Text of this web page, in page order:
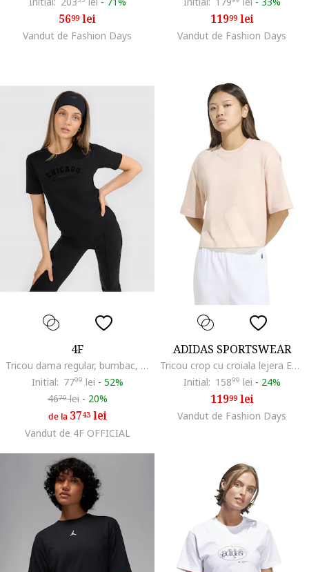
5699lei
Vandut de Fashion Days
11999lei
Vandut de Fashion Days
4F
Tricou dama regular, bumbac, negru, confortabil
Initial: 7799 lei - 52%
4679lei - 20%
de la 3743lei
Vandut de 4F OFFICIAL
ADIDAS SPORTSWEAR
Tricou crop cu croiala lejera Essential, Piersica
Initial: 15899 lei - 24%
11999lei
Vandut de Fashion Days